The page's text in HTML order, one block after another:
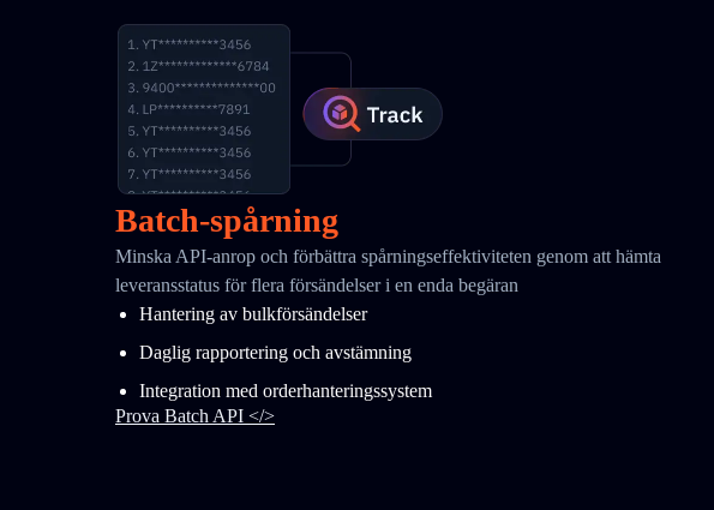
Batch-spårning
Minska API-anrop och förbättra spårningseffektiviteten genom att hämta
leveransstatus för flera försändelser i en enda begäran
Hantering av bulkförsändelser
Daglig rapportering och avstämning
Integration med orderhanteringssystem
Prova Batch API </>